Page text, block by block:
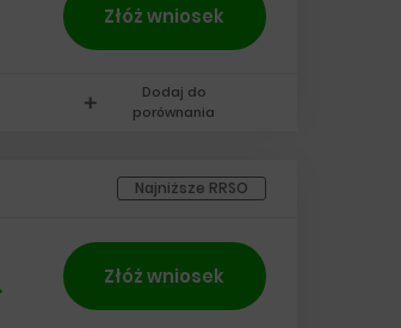
Złóż wniosek
add
Dodaj do
porównania
Najniższe RRSO
Złóż wniosek